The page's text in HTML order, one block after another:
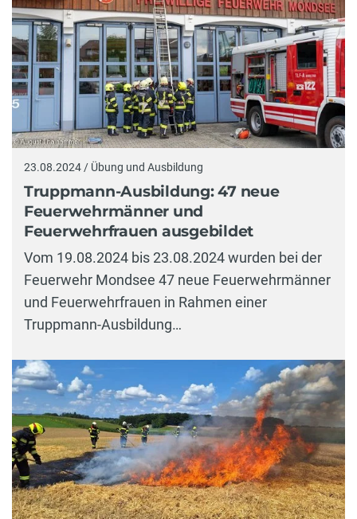
23.08.2024 / Übung und Ausbildung
Truppmann-Ausbildung: 47 neue
Feuerwehrmänner und
Feuerwehrfrauen ausgebildet
Vom 19.08.2024 bis 23.08.2024 wurden bei der
Feuerwehr Mondsee 47 neue Feuerwehrmänner
und Feuerwehrfrauen in Rahmen einer
Truppmann-Ausbildung…